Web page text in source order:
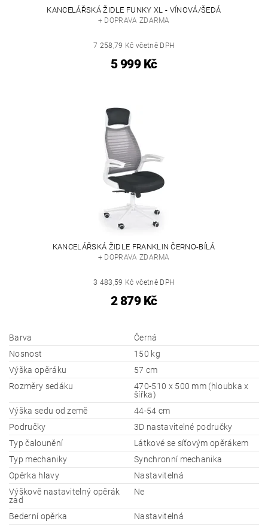
KANCELÁŘSKÁ ŽIDLE FUNKY XL - VÍNOVÁ/ŠEDÁ
+ DOPRAVA ZDARMA
7 258,79 Kč včetně DPH
5 999 Kč
KANCELÁŘSKÁ ŽIDLE FRANKLIN ČERNO-BÍLÁ
+ DOPRAVA ZDARMA
3 483,59 Kč včetně DPH
2 879 Kč
Barva
Černá
Nosnost
150 kg
Výška opěráku
57 cm
Rozměry sedáku
470-510 x 500 mm (hloubka x
šířka)
Výška sedu od země
44-54 cm
Područky
3D nastavitelné područky
Typ čalounění
Látkové se síťovým opěrákem
Typ mechaniky
Synchronní mechanika
Opěrka hlavy
Nastavitelná
Výškově nastavitelný opěrák
zad
Ne
Bederní opěrka
Nastavitelná